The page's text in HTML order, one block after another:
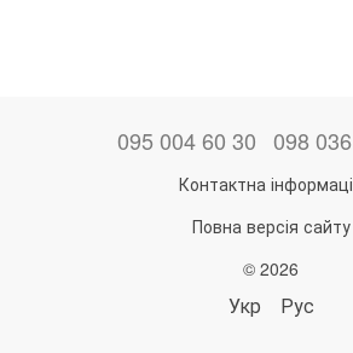
095 004 60 30 098
Контактна
Повна версія сайту
© 2026
Укр Рус